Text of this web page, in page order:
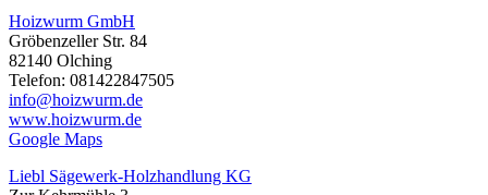
Hoizwurm GmbH
Gröbenzeller Str. 84
82140 Olching
Telefon: 081422847505
info@hoizwurm.de
www.hoizwurm.de
Google Maps
Liebl Sägewerk-Holzhandlung KG